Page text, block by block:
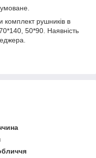
комплект рушників в
50*90. Наявність